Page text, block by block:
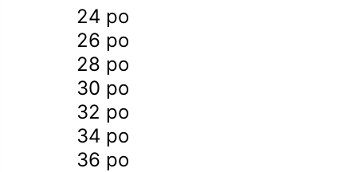
24 po
26 po
28 po
30 po
32 po
34 po
36 po